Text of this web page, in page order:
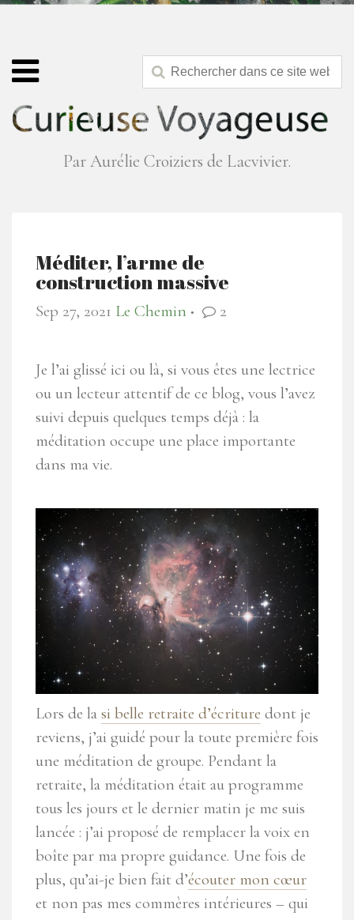
Par Aurélie Croiziers de Lacvivier.
Méditer, l’arme de
construction massive
Sep 27, 2021 Le Chemin ● 2
Je l’ai glissé ici ou là, si vous êtes une lectrice
ou un lecteur attentif de ce blog, vous l’avez
suivi depuis quelques temps déjà : la
méditation occupe une place importante
dans ma vie.
Lors de la si belle retraite d’écriture dont je
reviens, j’ai guidé pour la toute première fois
une méditation de groupe. Pendant la
retraite, la méditation était au programme
tous les jours et le dernier matin je me suis
lancée : j’ai proposé de remplacer la voix en
boîte par ma propre guidance. Une fois de
plus, qu’ai-je bien fait d’écouter mon cœur
et non pas mes commères intérieures – qui